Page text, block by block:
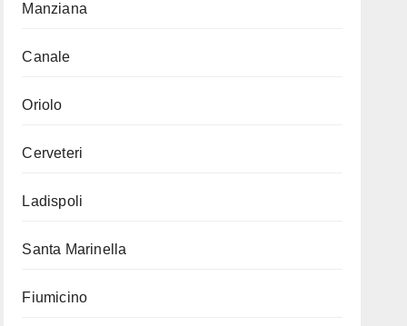
Manziana
Canale
Oriolo
Cerveteri
Ladispoli
Santa Marinella
Fiumicino